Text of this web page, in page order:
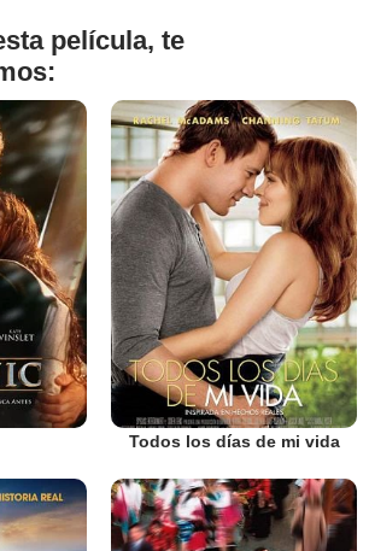
película, te
Todos los días de mi vida